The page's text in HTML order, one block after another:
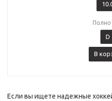
D
В
Если вы ищете надежные